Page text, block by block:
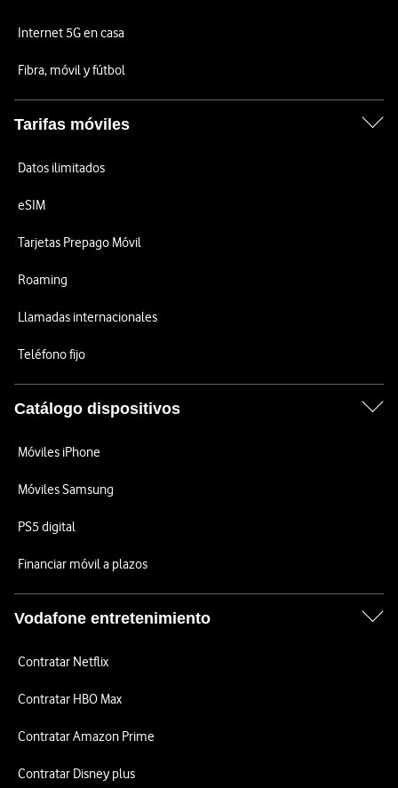
Internet 5G en casa
Fibra, móvil y fútbol
Tarifas móviles
Datos ilimitados
eSIM
Tarjetas Prepago Móvil
Roaming
Llamadas internacionales
Teléfono fijo
Catálogo dispositivos
Móviles iPhone
Móviles Samsung
PS5 digital
Financiar móvil a plazos
Vodafone entretenimiento
Contratar Netflix
Contratar HBO Max
Contratar Amazon Prime
Contratar Disney plus